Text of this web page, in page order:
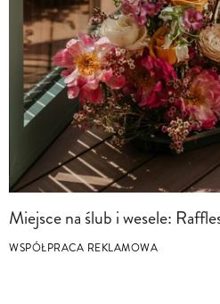
Miejsce na ślub i wesele:
WSPÓŁPRACA REKLAMOWA